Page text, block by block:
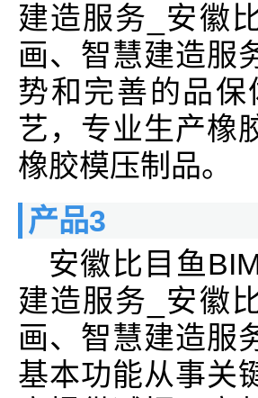
建造服务_安徽
画、智慧建造服
势和完善的品
艺，专业生产橡
橡胶模压制品。
产品3
安徽比目鱼
建造服务_安徽
画、智慧建造服
基本功能从事关